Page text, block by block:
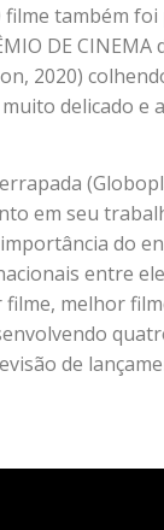
filme também
DE CINEMA
2020)
delicado e
em seu
do
entre
melhor
de